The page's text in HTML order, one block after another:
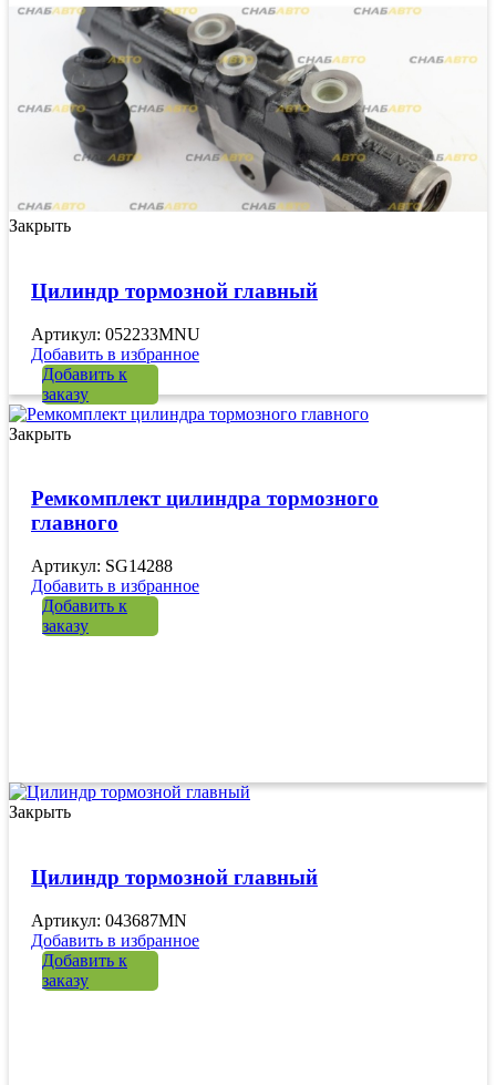
Закрыть
Цилиндр тормозной главный
Артикул: 052233MNU
Добавить в избранное
Добавить к
заказу
Закрыть
Ремкомплект цилиндра тормозного
главного
Артикул: SG14288
Добавить в избранное
Добавить к
заказу
Закрыть
Цилиндр тормозной главный
Артикул: 043687MN
Добавить в избранное
Добавить к
заказу